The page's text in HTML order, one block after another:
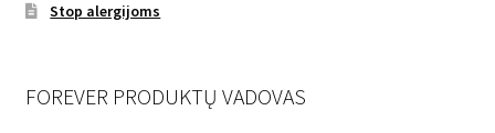
Stop alergijoms
FOREVER PRODUKTŲ VADOVAS